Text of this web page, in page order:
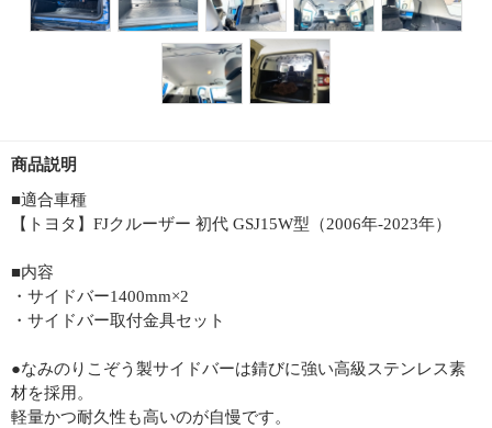
商品説明
■適合車種
【トヨタ】FJクルーザー 初代 GSJ15W型（2006年-2023年）
■内容
・サイドバー1400mm×2
・サイドバー取付金具セット
●なみのりこぞう製サイドバーは錆びに強い高級ステンレス素
材を採用。
軽量かつ耐久性も高いのが自慢です。